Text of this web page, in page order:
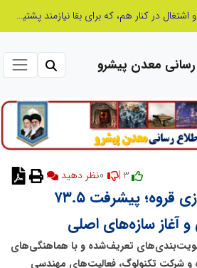
از کشف استعدادهای ناب تا پرورش آن‌ها با رویکردهای نوآورانه؛ مسیر تحول‌آفرین شنای ایران در سطح جهانی
رسانی معدن پیشرو
3 | نظر دهید
شتاب پروژه فولادسازی قروه؛ پیشرفت ۷۳.۵
آغاز سازه‌های اصلی
تعریف‌شده و با هماهنگی‌های
و شرکت تکنولوگ، فعالیت‌های مهندسی